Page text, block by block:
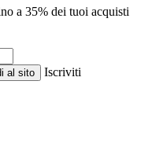
a 35% dei tuoi acquisti
al sito
Iscriviti